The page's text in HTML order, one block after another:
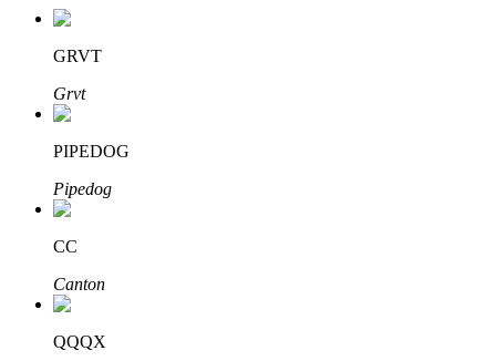
定投理财
享受活期理財及長期收益
GRVT
Grvt
PIPEDOG
Pipedog
CC
Canton
QQQX